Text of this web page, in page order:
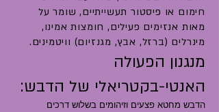
חימום או פיסטור תעשייתיים, שומר על
מאות אנזימים פעילים, חומצות אמינו,
מינרלים (ברזל, אבץ, מגנזיום) וויטמינים.
מנגנון הפעולה
האנטי-בקטריאלי של הדבש:
הדבש מחטא פצעים וזיהומים בשלוש דרכים